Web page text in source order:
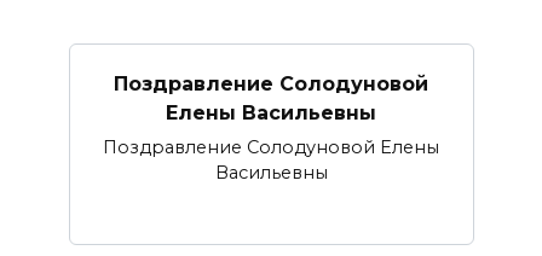
Поздравление Солодуновой
Елены Васильевны
Поздравление Солодуновой Елены
Васильевны